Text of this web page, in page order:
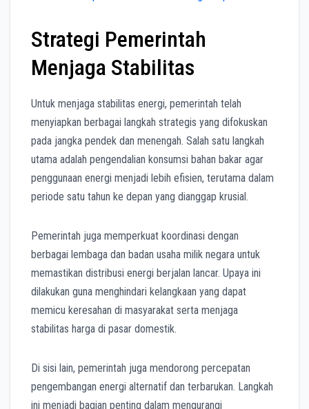
Strategi Pemerintah
Menjaga Stabilitas
Untuk menjaga stabilitas energi, pemerintah telah
menyiapkan berbagai langkah strategis yang difokuskan
pada jangka pendek dan menengah. Salah satu langkah
utama adalah pengendalian konsumsi bahan bakar agar
penggunaan energi menjadi lebih efisien, terutama dalam
periode satu tahun ke depan yang dianggap krusial.
Pemerintah juga memperkuat koordinasi dengan
berbagai lembaga dan badan usaha milik negara untuk
memastikan distribusi energi berjalan lancar. Upaya ini
dilakukan guna menghindari kelangkaan yang dapat
memicu keresahan di masyarakat serta menjaga
stabilitas harga di pasar domestik.
Di sisi lain, pemerintah juga mendorong percepatan
pengembangan energi alternatif dan terbarukan. Langkah
ini menjadi bagian penting dalam mengurangi